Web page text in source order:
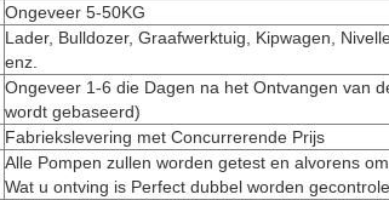
Ongeveer 5-50KG
Lader, Bulldozer, Graafwerktuig, Kipwagen,
enz.
Ongeveer 1-6 die Dagen na het Ontvangen van
wordt gebaseerd)
Fabriekslevering met Concurrerende Prijs
Alle Pompen zullen worden getest en alvorens
Wat u ontving is Perfect dubbel worden